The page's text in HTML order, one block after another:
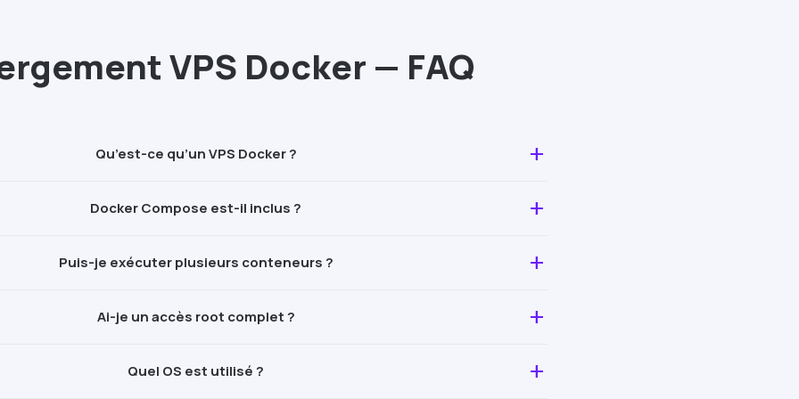
VPS Docker — FAQ
Qu’est-ce qu’un VPS Docker? add
DockerCompose est-il inclus ? add
Puis-je exécuter plusieurs conteneurs ? add
Ai-je un accès root complet ? add
Quel OS est utilisé ? add